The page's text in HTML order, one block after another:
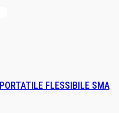
FLESSIBILE SMA